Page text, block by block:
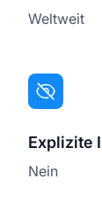
Weltweit
Explizite
Nein